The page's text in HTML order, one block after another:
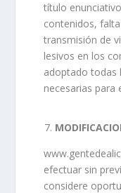
título
contenidos,
transmisión de
lesivos en los
adoptado todas
necesarias para
efectuar sin
considere